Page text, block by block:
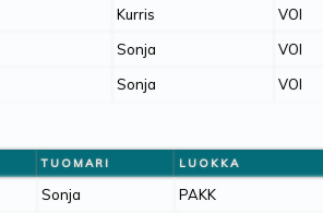
Kurris VOI
Sonja VOI
Sonja VOI
TUOMARI LUOKKA
Sonja PAKK